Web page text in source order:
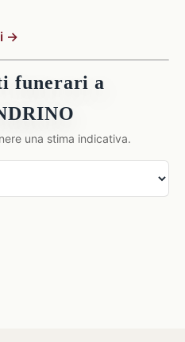
→
funerari a
una stima indicativa.